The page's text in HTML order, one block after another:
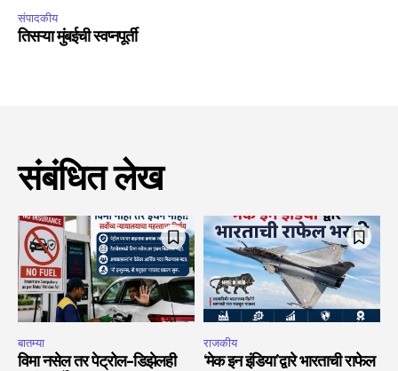
संपादकीय
तिसऱ्या मुंबईची स्वप्नपूर्ती
संबंधित लेख
बातम्या
विमा नसेल तर पेट्रोल-डिझेलही
राजकीय
‘मेक इन इंडिया’द्वारे भारताची राफेल